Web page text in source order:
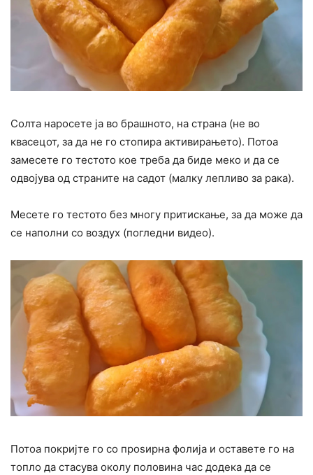
Солта наросете ја во брашното, на страна (не во
квасецот, за да не го стопира активирањето). Потоа
замесете го тестото кое треба да биде меко и да се
одвојува од страните на садот (малку лепливо за рака).
Месете го тестото без многу притискање, за да може да
се наполни со воздух (погледни видео).
Потоа покријте го со проѕирна фолија и оставете го на
топло да стасува околу половина час додека да се